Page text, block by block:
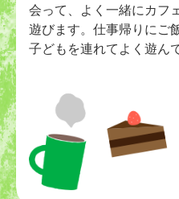
会って、よく一緒にカフ
遊びます。仕事帰りにご
子どもを連れてよく遊ん